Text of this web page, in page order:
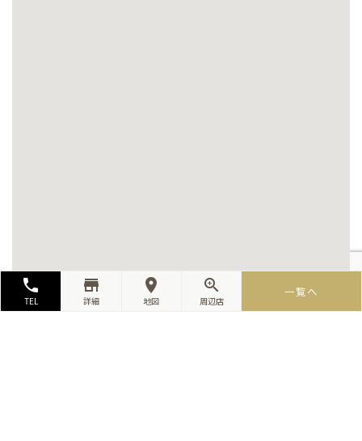
local_phone
TEL
store_mall_directory
詳細
room
地図
zoom_in
周辺店
一覧へ